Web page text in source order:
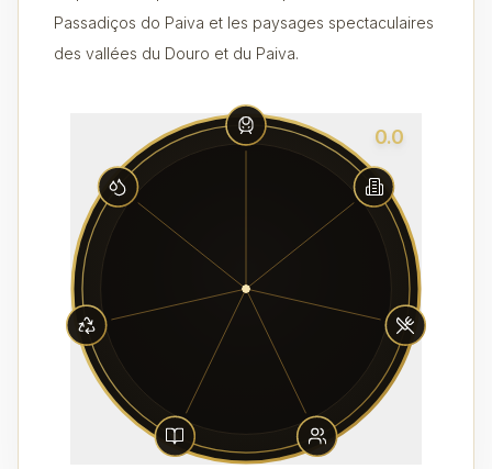
Passadiços do Paiva et les paysages spectaculaires
des vallées du Douro et du Paiva.
0.0